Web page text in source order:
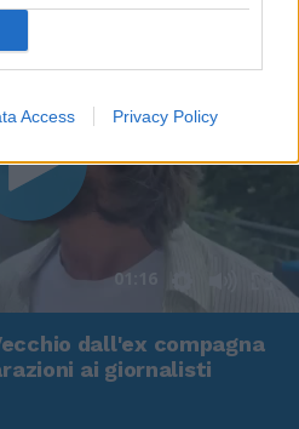
Access Privacy Policy
01:16
dall'ex compagna
ai giornalisti